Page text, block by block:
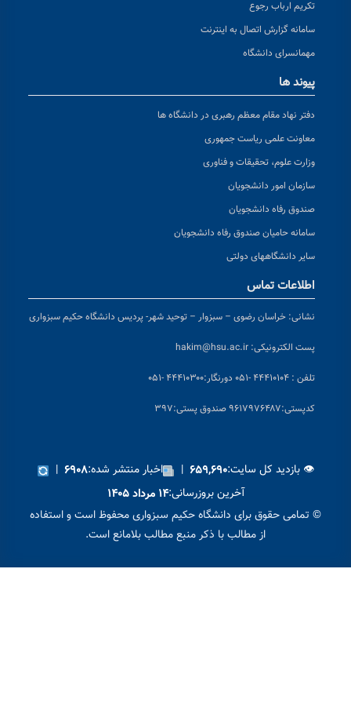
ارباب رجوع
گزارش اتصال به اینترنت
دانشگاه
نهاد مقام معظم رهبری در دانشگاه ها
علمی ریاست جمهوری
علوم، تحقیقات و فناوری
امور دانشجویان
رفاه دانشجویان
حامیان صندوق رفاه دانشجویان
دانشگاههای دولتی
تماس
خراسان رضوی – سبزوار – توحید شهر- پردیس دانشگاه حکیم سبزواری
الکترونیکی:hakim@hsu.ac.ir
دورنگار:۴۴۴۱۰۳۰۰ -۰۵۱
کل سایت:۶۵۹,۶۹۰| اخبار منتشر شده:۶۹۰۸|
آخرین بروزرسانی:۱۴ مرداد ۱۴۰۵
حقوق برای دانشگاه حکیم سبزواری محفوظ است و استفاده
از مطالب با ذکر منبع مطالب بلامانع است.